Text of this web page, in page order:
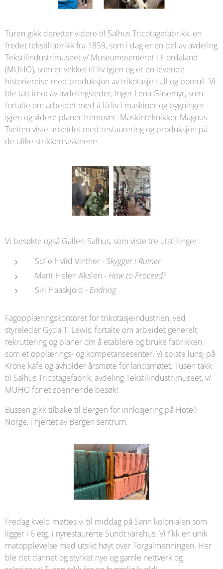
Turen gikk deretter videre til Salhus Tricotagefabrikk, en
fredet tekstilfabrikk fra 1859, som i dag er en del av avdeling
Tekstilindustrimuseet v/ Museumssenteret i Hordaland
(MUHO), som er vekket til liv igjen og er en levende
historiereise med produksjon av trikotasje i ull og bomull. Vi
ble tatt imot av avdelingsleder, Inger Lena Gåsemyr, som
fortalte om arbeidet med å få liv i maskiner og bygninger
igjen og videre planer fremover. Maskinteknikker Magnus
Tveiten viste arbeidet med restaurering og produksjon på
de ulike strikkemaskinene.
Vi besøkte også Galleri Salhus, som viste tre utstillinger:
Sofie Hviid Vinther -Skygger i Ruiner
Marit Helen Akslen - How to Proceed?
Siri Haaskjold - Endring
Fagopplæringskontoret for trikotasjeindustrien, ved
styreleder Gyda T. Lewis, fortalte om arbeidet generelt,
rekruttering og planer om å etablere og bruke fabrikken
som et opplærings- og kompetansesenter. Vi spiste lunsj på
Krone kafe og avholder årsmøte for landsmøtet. Tusen takk
til Salhus Tricotagefabrik, avdeling Tekstilindustrimuseet, v/
MUHO for et spennende besøk!
Bussen gikk tilbake til Bergen for innlosjering på Hotell
Norge, i hjertet av Bergen sentrum.
Fredag kveld møttes vi til middag på Sann kolonialen som
ligger i 6 etg. i nyrestaurerte Sundt varehus. Vi fikk en unik
matopplevelse med utsikt høyt over Torgalmenningen. Her
ble det dannet og styrket nye og gamle nettverk og